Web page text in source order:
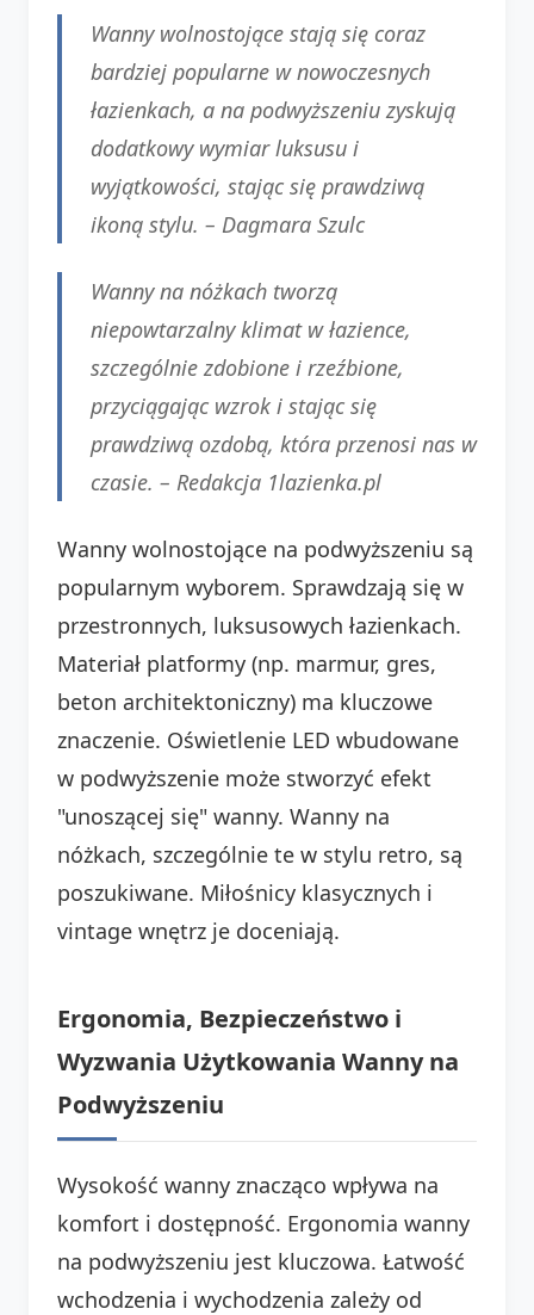
Wanny wolnostojące stają się coraz
bardziej popularne w nowoczesnych
łazienkach, a na podwyższeniu zyskują
dodatkowy wymiar luksusu i
wyjątkowości, stając się prawdziwą
ikoną stylu. – Dagmara Szulc
Wanny na nóżkach tworzą
niepowtarzalny klimat w łazience,
szczególnie zdobione i rzeźbione,
przyciągając wzrok i stając się
prawdziwą ozdobą, która przenosi nas w
czasie. – Redakcja 1lazienka.pl
Wanny wolnostojące na podwyższeniu są
popularnym wyborem. Sprawdzają się w
przestronnych, luksusowych łazienkach.
Materiał platformy (np. marmur, gres,
beton architektoniczny) ma kluczowe
znaczenie. Oświetlenie LED wbudowane
w podwyższenie może stworzyć efekt
"unoszącej się" wanny. Wanny na
nóżkach, szczególnie te w stylu retro, są
poszukiwane. Miłośnicy klasycznych i
vintage wnętrz je doceniają.
Ergonomia, Bezpieczeństwo i
Wyzwania Użytkowania Wanny na
Podwyższeniu
Wysokość wanny znacząco wpływa na
komfort i dostępność. Ergonomia wanny
na podwyższeniu jest kluczowa. Łatwość
wchodzenia i wychodzenia zależy od